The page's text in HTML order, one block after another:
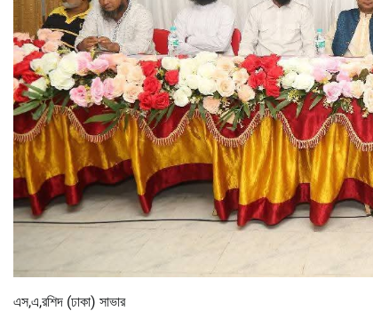
এস,এ,রশিদ (ঢাকা) সাভার